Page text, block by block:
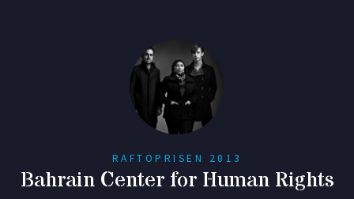
RAFTOPRISEN 2013
Bahrain Center for Human Rights